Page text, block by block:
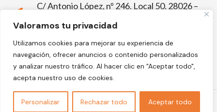
Valoramos tu privacidad
Utilizamos cookies para mejorar su experiencia de
navegación, ofrecer anuncios o contenido personalizados
y analizar nuestro tráfico. Al hacer clic en "Aceptar todo",
acepta nuestro uso de cookies.
Personalizar Rechazar todo Aceptar todo
C/ Antonio López, nº 246. Local 50. 28026 –
Deja tu comentario sobre El Bosque
Encantado
Facebook-
f
Google
©2024 Escuela Infantil El Bosque Encantado